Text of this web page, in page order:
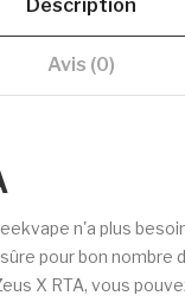
Description
Avis (0)
n'a plus
pour bon nombre
X RTA, vous